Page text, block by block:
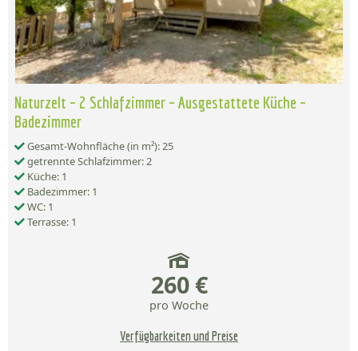
Naturzelt – 2 Schlafzimmer – Ausgestattete Küche –
Badezimmer
Gesamt-Wohnfläche (in m²): 25
getrennte Schlafzimmer: 2
Küche: 1
Badezimmer: 1
WC: 1
Terrasse: 1
260 €
pro Woche
Verfügbarkeiten und Preise